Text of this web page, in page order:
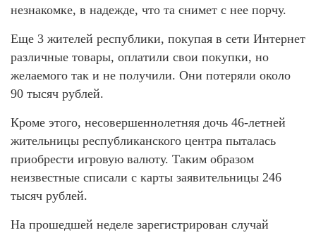
незнакомке, в надежде, что та снимет с нее порчу.
Еще 3 жителей республики, покупая в сети Интернет
различные товары, оплатили свои покупки, но
желаемого так и не получили. Они потеряли около
90 тысяч рублей.
Кроме этого, несовершеннолетняя дочь 46-летней
жительницы республиканского центра пыталась
приобрести игровую валюту. Таким образом
неизвестные списали с карты заявительницы 246
тысяч рублей.
На прошедшей неделе зарегистрирован случай